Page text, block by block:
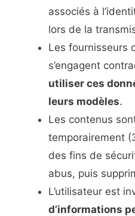
associés à
lors de la
Les fournisseurs
s’engagent
utiliser ces
leurs modèles.
Les contenus
temporairement
des fins de
abus, puis
L’utilisateur est
d’informations